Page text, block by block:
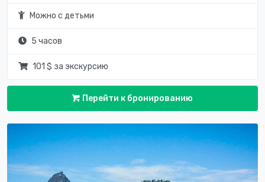
Можно с детьми
5 часов
101 $ за экскурсию
Перейти к бронированию